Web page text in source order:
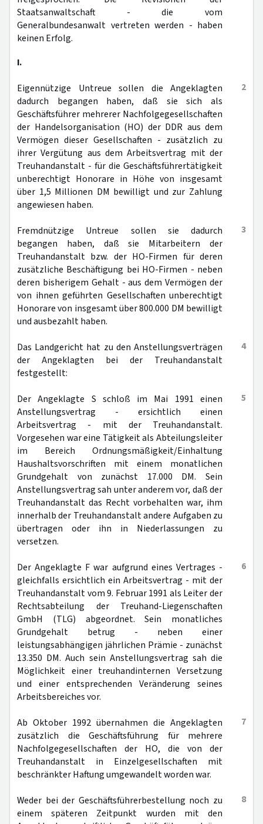
Staatsanwaltschaft - die vom
Generalbundesanwalt vertreten werden - haben
keinen Erfolg.
I.
2
Eigennützige Untreue sollen die Angeklagten
dadurch begangen haben, daß sie sich als
Geschäftsführer mehrerer Nachfolgegesellschaften
der Handelsorganisation (HO) der DDR aus dem
Vermögen dieser Gesellschaften - zusätzlich zu
ihrer Vergütung aus dem Arbeitsvertrag mit der
Treuhandanstalt - für die Geschäftsführertätigkeit
unberechtigt Honorare in Höhe von insgesamt
über 1,5 Millionen DM bewilligt und zur Zahlung
angewiesen haben.
3
Fremdnützige Untreue sollen sie dadurch
begangen haben, daß sie Mitarbeitern der
Treuhandanstalt bzw. der HO-Firmen für deren
zusätzliche Beschäftigung bei HO-Firmen - neben
deren bisherigem Gehalt - aus dem Vermögen der
von ihnen geführten Gesellschaften unberechtigt
Honorare von insgesamt über 800.000 DM bewilligt
und ausbezahlt haben.
4
Das Landgericht hat zu den Anstellungsverträgen
der Angeklagten bei der Treuhandanstalt
festgestellt:
5
Der Angeklagte S schloß im Mai 1991 einen
Anstellungsvertrag - ersichtlich einen
Arbeitsvertrag - mit der Treuhandanstalt.
Vorgesehen war eine Tätigkeit als Abteilungsleiter
im Bereich Ordnungsmäßigkeit/Einhaltung
Haushaltsvorschriften mit einem monatlichen
Grundgehalt von zunächst 17.000 DM. Sein
Anstellungsvertrag sah unter anderem vor, daß der
Treuhandanstalt das Recht vorbehalten war, ihm
innerhalb der Treuhandanstalt andere Aufgaben zu
übertragen oder ihn in Niederlassungen zu
versetzen.
6
Der Angeklagte F war aufgrund eines Vertrages -
gleichfalls ersichtlich ein Arbeitsvertrag - mit der
Treuhandanstalt vom 9. Februar 1991 als Leiter der
Rechtsabteilung der Treuhand-Liegenschaften
GmbH (TLG) abgeordnet. Sein monatliches
Grundgehalt betrug - neben einer
leistungsabhängigen jährlichen Prämie - zunächst
13.350 DM. Auch sein Anstellungsvertrag sah die
Möglichkeit einer treuhandinternen Versetzung
und einer entsprechenden Veränderung seines
Arbeitsbereiches vor.
7
Ab Oktober 1992 übernahmen die Angeklagten
zusätzlich die Geschäftsführung für mehrere
Nachfolgegesellschaften der HO, die von der
Treuhandanstalt in Einzelgesellschaften mit
beschränkter Haftung umgewandelt worden war.
8
Weder bei der Geschäftsführerbestellung noch zu
einem späteren Zeitpunkt wurden mit den